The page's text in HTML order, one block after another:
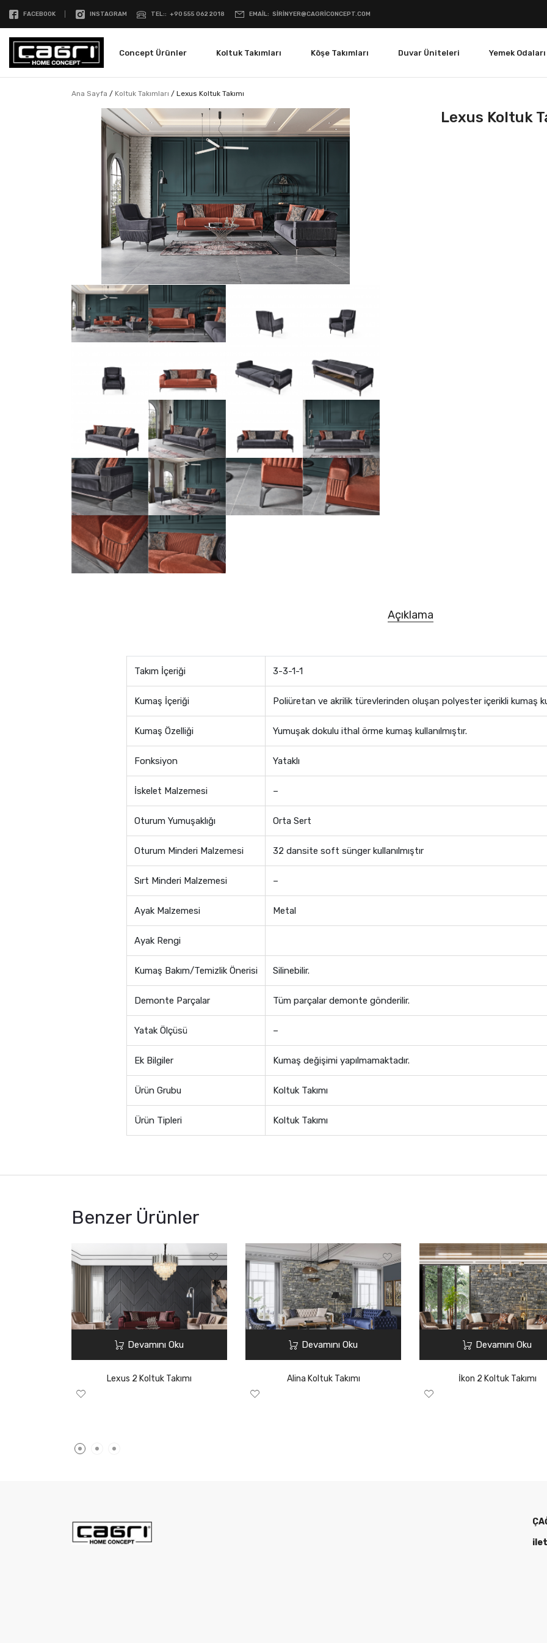
FACEBOOK INSTAGRAM TEL: +90 555 062 2018 EMAIL SIRINYER@CAGRICONCEPT.COM
Concept Ürünler Koltuk Takımları Köşe Takımları Duvar Üniteleri Yemek Odaları
Ana Sayfa / Koltuk Takımları / Lexus Koltuk Takımı
Lexus Koltuk
Açıklama
Takım İçeriği 3-3-1-1
Kumaş İçeriği Poliüretan ve akrilik türevlerinden oluşan polyester içerikli kumaş
Kumaş Özelliği Yumuşak dokulu ithal örme kumaş kullanılmıştır.
Fonksiyon Yataklı
İskelet Malzemesi –
Oturum Yumuşaklığı Orta Sert
Oturum Minderi Malzemesi 32 dansite soft sünger kullanılmıştır
Sırt Minderi Malzemesi –
Ayak Malzemesi Metal
Ayak Rengi
Kumaş Bakım/Temizlik Önerisi Silinebilir.
Demonte Parçalar Tüm parçalar demonte gönderilir.
Yatak Ölçüsü –
Ek Bilgiler Kumaş değişimi yapılmamaktadır.
Ürün Grubu Koltuk Takımı
Ürün Tipleri Koltuk Takımı
Benzer Ürünler
Devamını Oku
Lexus 2 Koltuk Takımı
Devamını Oku
Alina Koltuk Takımı
Devamını Oku
İkon 2 Koltuk Takımı